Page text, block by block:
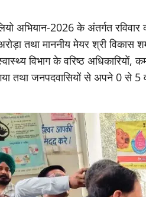
अभियान-2026 के अंतर्गत
तथा माननीय मेयर श्री विकास
विभाग के वरिष्ठ अधिकारियों,
तथा जनपदवासियों से अपने 0 से 5